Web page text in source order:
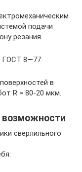
подачи
резания.
ГОСТ 8—77.
в
R = 80-20 мкм.
возможности
сверлильного